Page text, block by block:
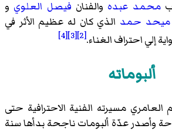
محمد عبده والفنان فيصل العلوي و
ميحد حمد الذي كان له عظيم الأثر في
إلي احتراف الغناء.[2]
[3]
[4]
ألبوماته
مسيرته الفنية الاحترافية حتى
وأصدر عدّة ألبومات ناجحة بدأها سنة